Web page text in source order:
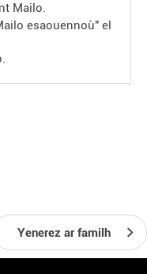
Mailo.
esaouennoù" el
Yenerez ar familh